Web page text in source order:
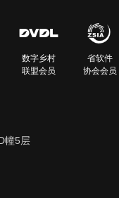
数字乡村
联盟会员
省软件
协会会员
幢5层